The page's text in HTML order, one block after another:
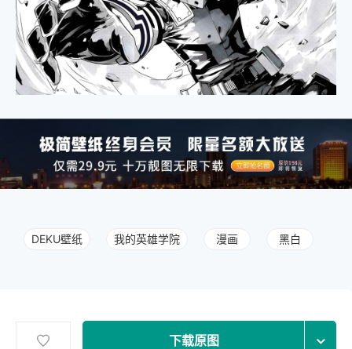
DEKU壁纸 我的英雄学院 漫画 黑白
下载原图